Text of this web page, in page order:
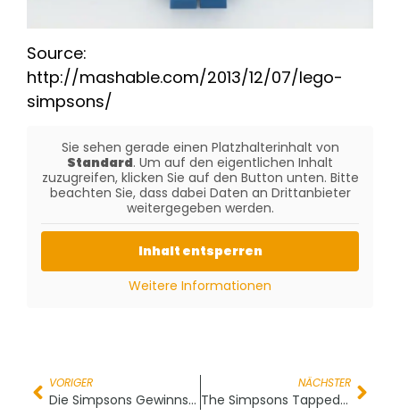
Source:
http://mashable.com/2013/12/07/lego-
simpsons/
Sie sehen gerade einen Platzhalterinhalt von
Standard. Um auf den eigentlichen Inhalt
zuzugreifen, klicken Sie auf den Button unten. Bitte
beachten Sie, dass dabei Daten an Drittanbieter
weitergegeben werden.
Inhalt entsperren
Weitere Informationen
VORIGER
Die Simpsons Gewinnspiel: Gewinne Simpsons Buch „Homers letzter Satz“
NÄCHSTER
The Simpsons Tapped Out: Winter Update für Springfield